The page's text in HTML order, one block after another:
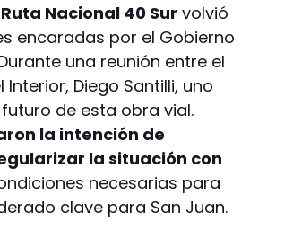
Ruta Nacional 40 Sur volvió
encaradas por el Gobierno
una reunión entre el
Diego Santilli, uno
de esta obra vial.
la intención de
la situación con
necesarias para
clave para San Juan.